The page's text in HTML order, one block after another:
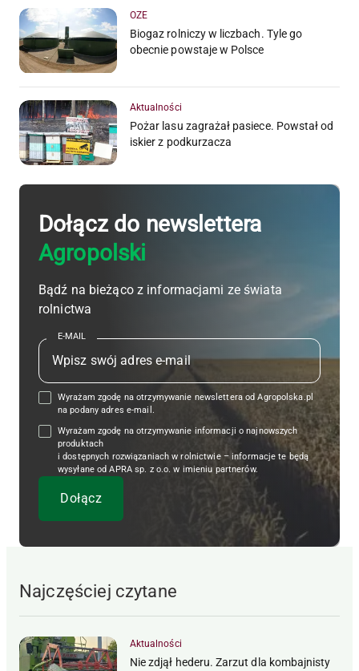
OZE
Biogaz rolniczy w liczbach. Tyle go
obecnie powstaje w Polsce
Aktualności
Pożar lasu zagrażał pasiece. Powstał od
iskier z podkurzacza
Dołącz do newslettera
Agropolski
Bądź na bieżąco z informacjami ze świata
rolnictwa
E-MAIL
Wyrażam zgodę na otrzymywanie newslettera od Agropolska.pl
na podany adres e-mail.
Wyrażam zgodę na otrzymywanie informacji o najnowszych
produktach
i dostępnych rozwiązaniach w rolnictwie – informacje te będą
wysyłane od APRA sp. z o.o. w imieniu partnerów.
Najczęściej czytane
Aktualności
Nie zdjął hederu. Zarzut dla kombajnisty